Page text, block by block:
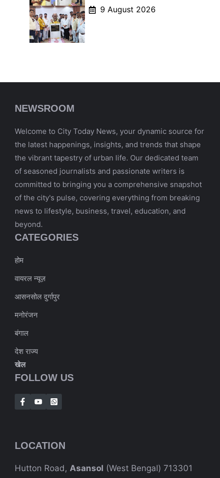
9 August 2026
NEWSROOM
Welcome to City Today News, your dynamic source for
the latest happenings, insights, and trends that shape
the vibrant tapestry of urban life. Our dedicated team
of seasoned journalists and passionate writers is
committed to bringing you a comprehensive snapshot
of the city's pulse, covering everything from breaking
news to lifestyle, business, travel, education, and
beyond.
CATEGORIES
होम
वायरल न्यूज़
आसनसोल दुर्गापुर
मनोरंजन
बंगाल
देश राज्य
खेल
FOLLOW US
LOCATION
Hutton Road, Asansol (West Bengal) 713301